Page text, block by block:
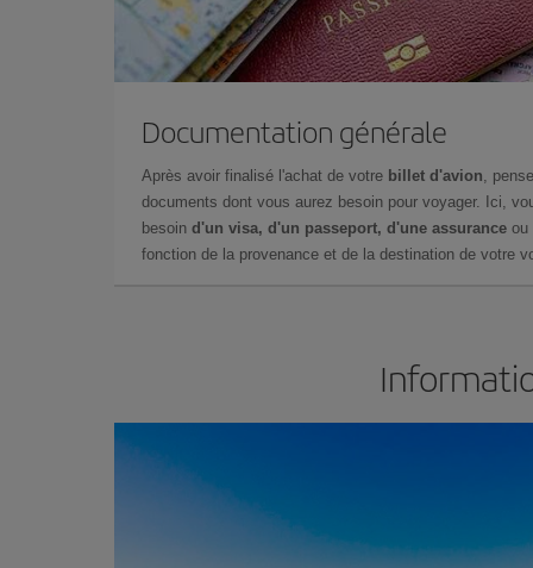
Documentation générale
Après avoir finalisé l'achat de votre billet d'avion,
documents dont vous aurez besoin pour voyager. Ici,
besoin d'un visa, d'un passeport, d'une assurance ou
fonction de la provenance et de la destination de votre